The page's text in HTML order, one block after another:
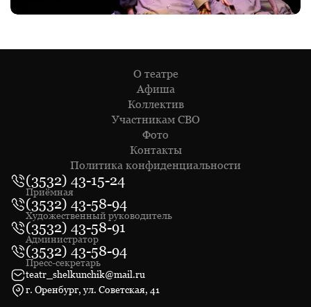
О театре
Афиша
Коллектив
Участникам СВО
Фото
Контакты
Политика конфиденциальности
(3532) 43-15-24
Приёмная
(3532) 43-58-94
Художественный руководитель
(3532) 43-58-91
Администратор
(3532) 43-58-94
Пресс-секретарь
teatr_shelkunchik@mail.ru
г. Оренбург, ул. Советская, 41